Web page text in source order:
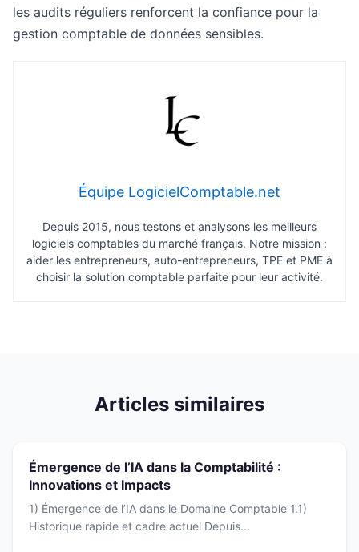
les audits réguliers renforcent la confiance pour la
gestion comptable de données sensibles.
Équipe LogicielComptable.net
Depuis 2015, nous testons et analysons les meilleurs
logiciels comptables du marché français. Notre mission :
aider les entrepreneurs, auto-entrepreneurs, TPE et PME à
choisir la solution comptable parfaite pour leur activité.
Articles similaires
Émergence de l’IA dans la Comptabilité :
Innovations et Impacts
1) Émergence de l’IA dans le Domaine Comptable 1.1)
Historique rapide et cadre actuel Depuis...